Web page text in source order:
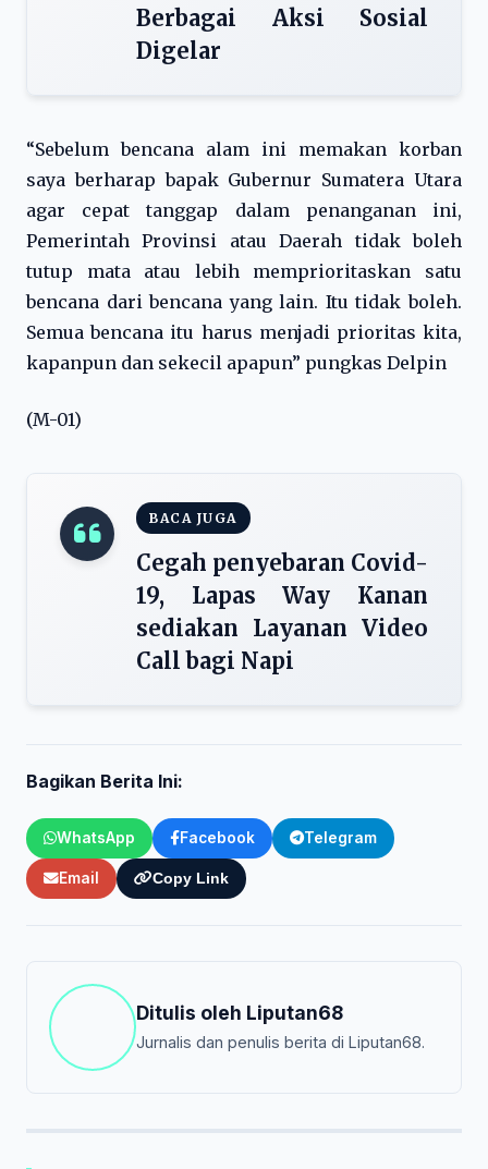
Berbagai Aksi Sosial
Digelar
“Sebelum bencana alam ini memakan korban
saya berharap bapak Gubernur Sumatera Utara
agar cepat tanggap dalam penanganan ini,
Pemerintah Provinsi atau Daerah tidak boleh
tutup mata atau lebih memprioritaskan satu
bencana dari bencana yang lain. Itu tidak boleh.
Semua bencana itu harus menjadi prioritas kita,
kapanpun dan sekecil apapun” pungkas Delpin
(M-01)
BACA JUGA
Cegah penyebaran Covid-
19, Lapas Way Kanan
sediakan Layanan Video
Call bagi Napi
Bagikan Berita Ini:
WhatsApp Facebook Telegram
Email Copy Link
Ditulis oleh Liputan68
Jurnalis dan penulis berita di Liputan68.